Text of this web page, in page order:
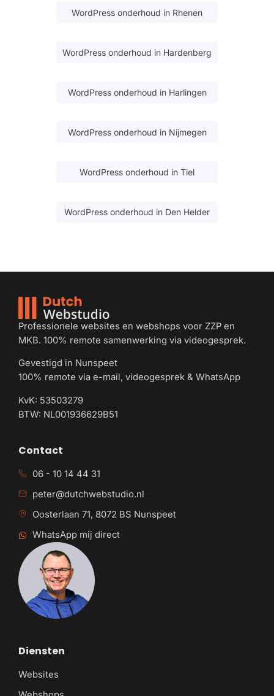
WordPress onderhoud in Rhenen
WordPress onderhoud in Hardenberg
WordPress onderhoud in Harlingen
WordPress onderhoud in Nijmegen
WordPress onderhoud in Tiel
WordPress onderhoud in Den Helder
Professionele websites en webshops voor ZZP en
MKB. 100% remote samenwerking via videogesprek.
Gevestigd in Nunspeet
100% remote via e-mail, videogesprek & WhatsApp
KvK: 53503279
BTW: NL001936629B51
Diensten
Websites
Contact
06 - 10 14 44 31
peter@dutchwebstudio.nl
Oosterlaan 71, 8072 BS Nunspeet
WhatsApp mij direct